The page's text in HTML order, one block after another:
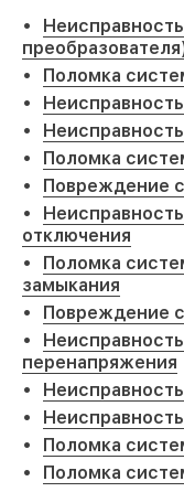
Поломка
Поломка
Повреждение
отключения
Поломка
замыкания
Повреждение
перенапряжения
Поломка
Поломка